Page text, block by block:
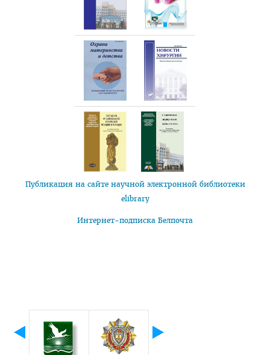
Публикация на сайте научной электронной библиотеки
elibrary
Интернет-подписка Белпочта